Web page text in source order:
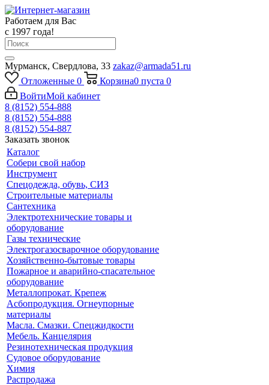
Работаем для Вас
с 1997 года!
Мурманск, Свердлова, 33 zakaz@armada51.ru
Отложенные 0 Корзина0 пуста 0
ВойтиМой кабинет
8 (8152) 554-888
8 (8152) 554-888
8 (8152) 554-887
Заказать звонок
Каталог
Собери свой набор
Инструмент
Спецодежда, обувь, СИЗ
Строительные материалы
Сантехника
Электротехнические товары и
оборудование
Газы технические
Электрогазосварочное оборудование
Хозяйственно-бытовые товары
Пожарное и аварийно-спасательное
оборудование
Металлопрокат. Крепеж
Асбопродукция. Огнеупорные
материалы
Масла. Смазки. Спецжидкости
Мебель. Канцелярия
Резинотехническая продукция
Судовое оборудование
Химия
Распродажа